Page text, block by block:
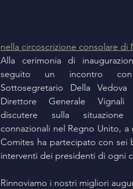
nella circoscrizione consolare di
Alla cerimonia di
seguito un incontro
Sottosegretario Della
Direttore Generale Vignali
discutere sulla
connazionali nel Regno Unito, a
Comites ha partecipato con sei
interventi dei presidenti di ogni
Rinnoviamo i nostri migliori